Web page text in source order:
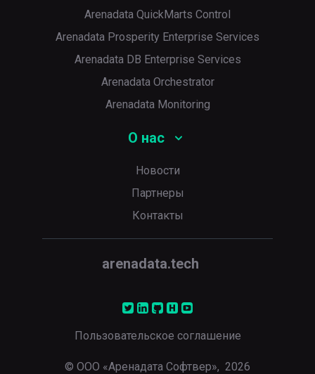
Arenadata QuickMarts Control
Arenadata Prosperity Enterprise Services
Arenadata DB Enterprise Services
Arenadata Orchestrator
Arenadata Monitoring
О нас
Новости
Партнеры
Контакты
arenadata.tech
© ООО «Аренадата Софтвер», 2026
Пользовательское соглашение